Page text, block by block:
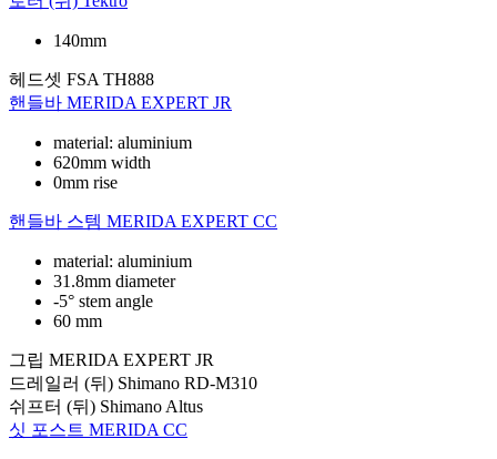
140mm
헤드셋 FSA TH888
핸들바 MERIDA EXPERT JR
material: aluminium
620mm width
0mm rise
핸들바 스템 MERIDA EXPERT CC
material: aluminium
31.8mm diameter
-5° stem angle
60 mm
그립 MERIDA EXPERT JR
드레일러 (뒤) Shimano RD-M310
쉬프터 (뒤) Shimano Altus
싯 포스트 MERIDA CC